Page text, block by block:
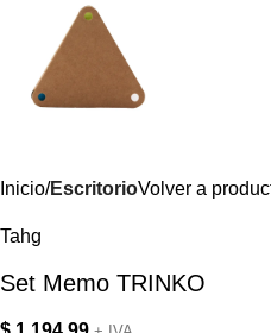
Inicio EscritorioVolver a
Tahg
Set Memo TRINKO